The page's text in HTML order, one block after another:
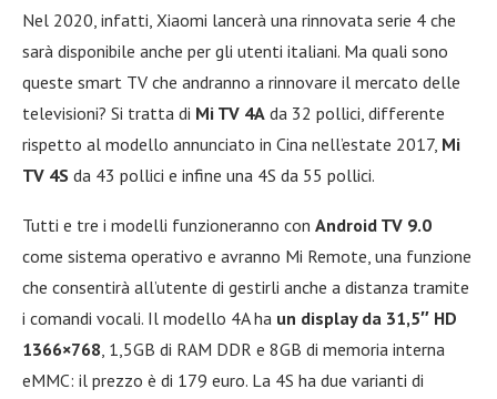
Nel 2020, infatti, Xiaomi lancerà una rinnovata serie 4 che
sarà disponibile anche per gli utenti italiani. Ma quali sono
queste smart TV che andranno a rinnovare il mercato delle
televisioni? Si tratta di Mi TV 4A da 32 pollici, differente
rispetto al modello annunciato in Cina nell’estate 2017, Mi
TV 4S da 43 pollici e infine una 4S da 55 pollici.
Tutti e tre i modelli funzioneranno con Android TV 9.0
come sistema operativo e avranno Mi Remote, una funzione
che consentirà all’utente di gestirli anche a distanza tramite
i comandi vocali. Il modello 4A ha un display da 31,5″ HD
1366×768, 1,5GB di RAM DDR e 8GB di memoria interna
eMMC: il prezzo è di 179 euro. La 4S ha due varianti di